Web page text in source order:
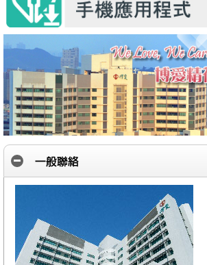
職員專用